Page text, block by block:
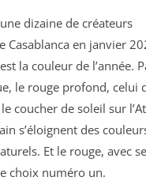
dizaine de créateurs
Casablanca en janvier
la couleur de l’année.
le rouge profond, celui
coucher de soleil sur
s’éloignent des
Et le rouge, avec
choix numéro un.